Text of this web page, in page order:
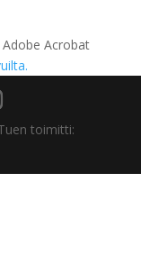
Acrobat
toimitti: